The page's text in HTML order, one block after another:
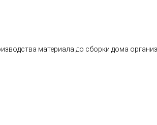
материала до сборки дома